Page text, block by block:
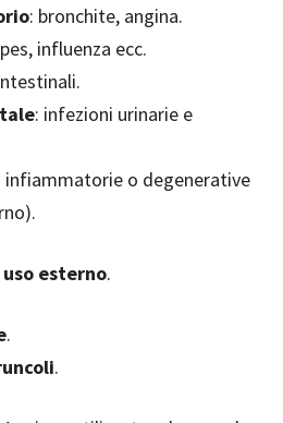
: bronchite, angina.
influenza ecc.
: infezioni urinarie e
infiammatorie o degenerative
uso esterno.
.
.